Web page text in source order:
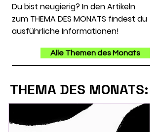
Du bist neugierig? In den Artikeln
zum THEMA DES MONATS findest du
ausführliche Informationen!
Alle Themen des Monats
THEMA DES MONATS: